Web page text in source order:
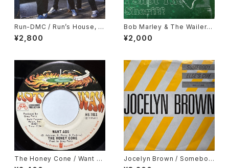
Run-DMC / Run’s House, B
eats To The Rhyme
¥2,800
Bob Marley & The Wailers
/ I Shot The Sheriff
¥2,000
The Honey Cone / Want A
ds
Jocelyn Brown / Somebod
y Else's Guy